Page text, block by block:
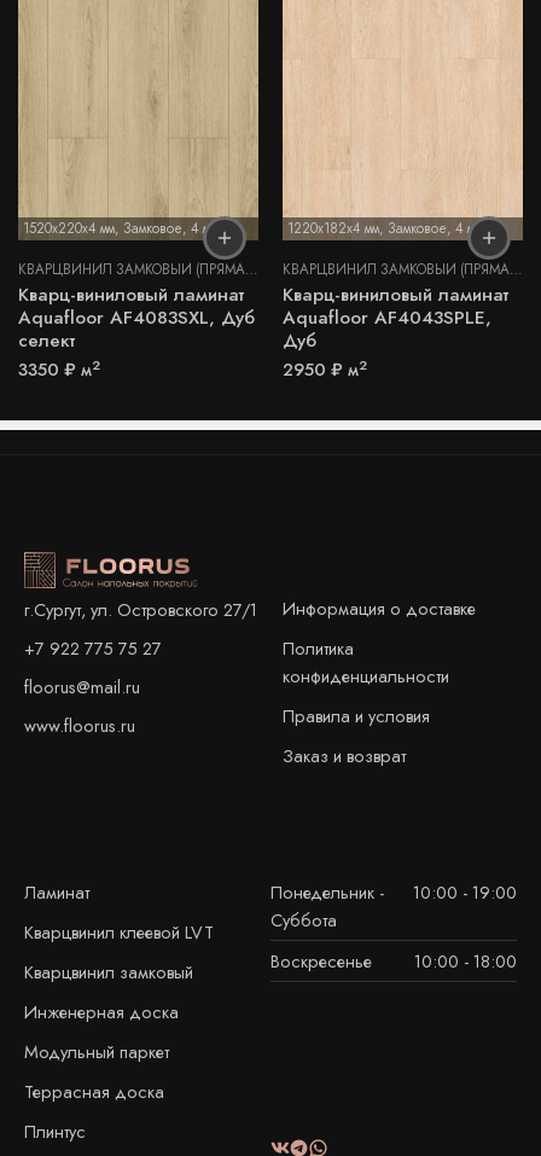
1520x220x4 мм, Замковое, 4 мм
КВАРЦВИНИЛ ЗАМКОВЫЙ (ПРЯМАЯ УКЛАДКА)
Кварц-виниловый ламинат
Aquafloor AF4083SXL, Дуб
селект
3350 ₽ м2
1220x182x4 мм, Замковое, 4 мм
КВАРЦВИНИЛ ЗАМКОВЫЙ (ПРЯМАЯ УКЛАДКА)
Кварц-виниловый ламинат
Aquafloor AF4043SPLE,
Дуб
2950 ₽ м2
г.Сургут, ул. Островского 27/1
+7 922 775 75 27
floorus@mail.ru
www.floorus.ru
Информация о доставке
Политика
конфиденциальности
Правила и условия
Заказ и возврат
Ламинат
Кварцвинил клеевой LVT
Кварцвинил замковый
Инженерная доска
Модульный паркет
Террасная доска
Плинтус
Понедельник -
Суббота
10:00 - 19:00
Воскресенье 10:00 - 18:00